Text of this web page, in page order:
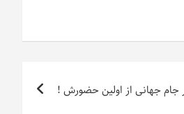
جام جهانی از اولین حضورش !